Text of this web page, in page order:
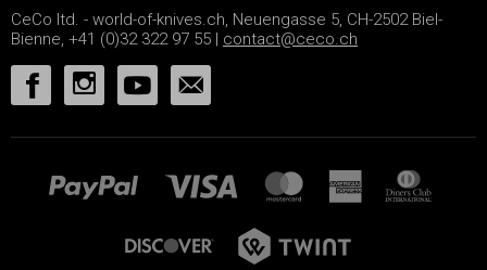
CeCo ltd. - world-of-knives.ch, Neuengasse 5, CH-2502 Biel-
Bienne, +41 (0)32 322 97 55 | contact@ceco.ch